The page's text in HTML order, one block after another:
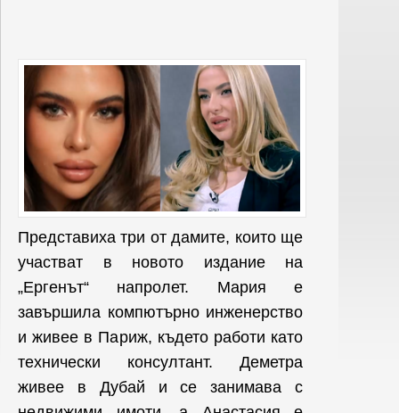
Представиха три от дамите, които ще
участват в новото издание на
„Ергенът“ напролет. Мария е
завършила компютърно инженерство
и живее в Париж, където работи като
технически консултант. Деметра
живее в Дубай и се занимава с